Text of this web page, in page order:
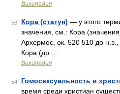
Википедия
53 Кора (статуя) — у этого
значения, см.: Кора
Архермос, ок. 520 510 до
Кора (др …
Википедия
54 Гомосексуальность и
время среди христиан